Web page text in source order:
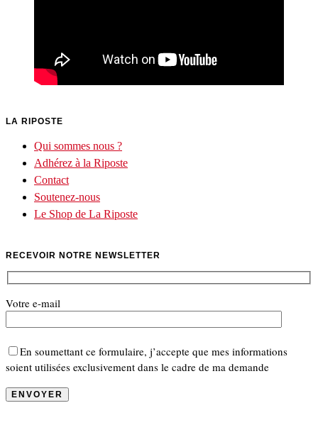
LA RIPOSTE
Qui sommes nous ?
Adhérez à la Riposte
Contact
Soutenez-nous
Le Shop de La Riposte
RECEVOIR NOTRE NEWSLETTER
Votre e-mail
En soumettant ce formulaire, j’accepte que mes informations
soient utilisées exclusivement dans le cadre de ma demande